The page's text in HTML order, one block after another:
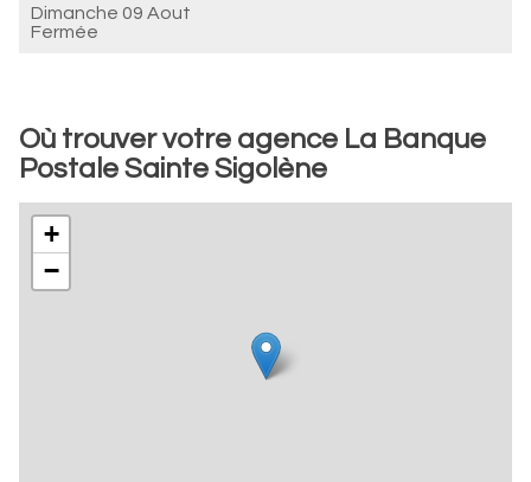
Dimanche 09 Aout
Fermée
Où trouver votre agence La Banque
Postale Sainte Sigolène
+
−